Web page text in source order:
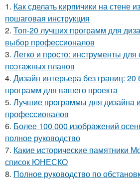
1. Как сделать кирпичики на стене
пошаговая инструкция
2. Топ-20 лучших программ для
выбор профессионалов
3. Легко и просто: инструменты
поэтажных планов
4. Дизайн интерьера без границ: 20
программ для вашего проекта
5. Лучшие программы для дизайна
профессионалов
6. Более 100 000 изображений
полное руководство
7. Какие исторические памятники
список ЮНЕСКО
8. Полное руководство по